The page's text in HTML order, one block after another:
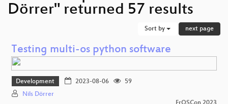
Dörrer" returned 57 results
Sort by next page
Testing multi-os python software
Development 2023-08-06
59
Nils Dörrer